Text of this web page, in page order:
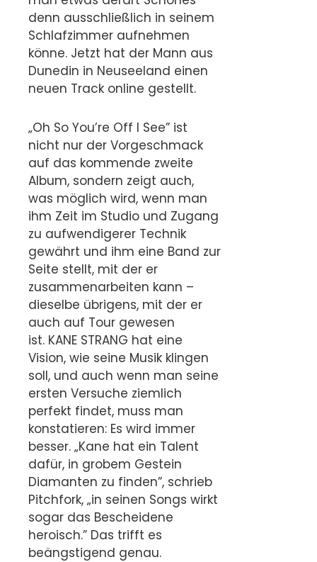
denn ausschließlich in seinem
Schlafzimmer aufnehmen
könne. Jetzt hat der Mann aus
Dunedin in Neuseeland einen
neuen Track online gestellt.
„Oh So You’re Off I See” ist
nicht nur der Vorgeschmack
auf das kommende zweite
Album, sondern zeigt auch,
was möglich wird, wenn man
ihm Zeit im Studio und Zugang
zu aufwendigerer Technik
gewährt und ihm eine Band zur
Seite stellt, mit der er
zusammenarbeiten kann –
dieselbe übrigens, mit der er
auch auf Tour gewesen
ist. KANE STRANG hat eine
Vision, wie seine Musik klingen
soll, und auch wenn man seine
ersten Versuche ziemlich
perfekt findet, muss man
konstatieren: Es wird immer
besser. „Kane hat ein Talent
dafür, in grobem Gestein
Diamanten zu finden”, schrieb
Pitchfork, „in seinen Songs wirkt
sogar das Bescheidene
heroisch.” Das trifft es
beängstigend genau.